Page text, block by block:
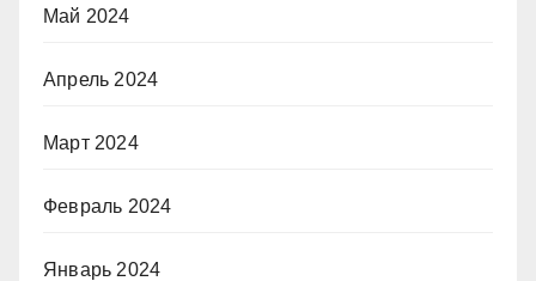
Май 2024
Апрель 2024
Март 2024
Февраль 2024
Январь 2024